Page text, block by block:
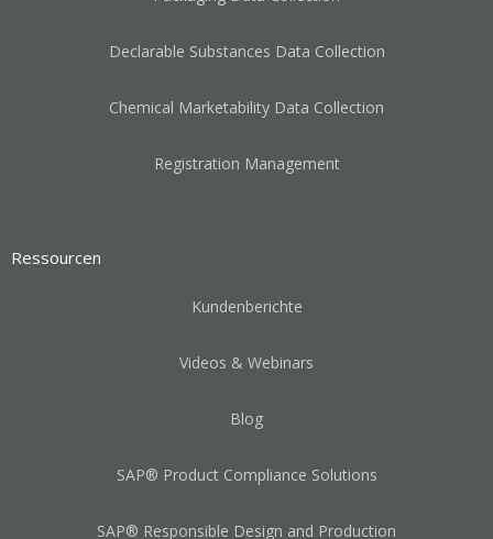
Declarable Substances Data Collection
Chemical Marketability Data Collection
Registration Management
Ressourcen
Kundenberichte
Videos & Webinars
Blog
SAP® Product Compliance Solutions
SAP® Responsible Design and Production